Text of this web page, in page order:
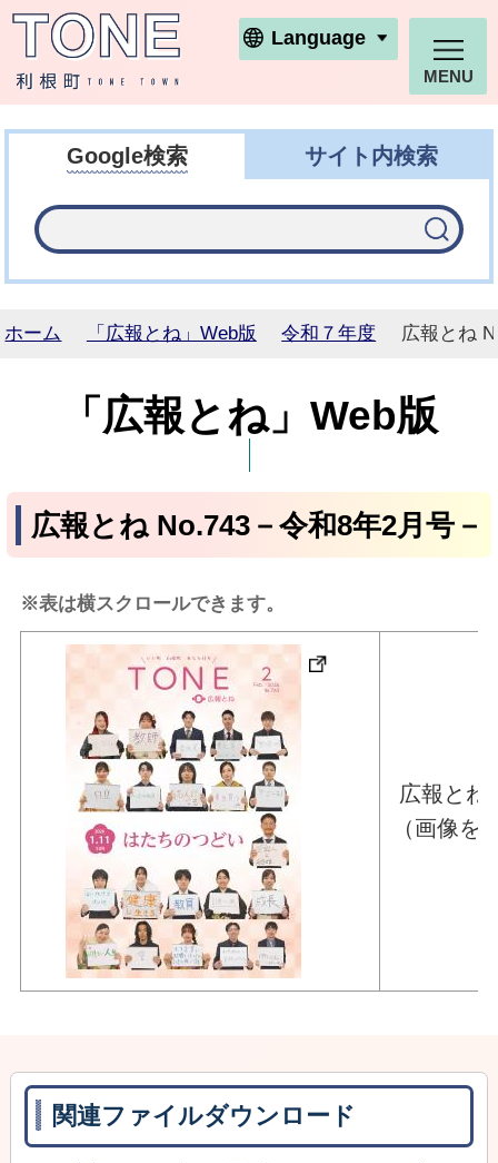
利根町ホームページ
Language
MENU
Google検索 サイト内検索
ホーム 「広報とね」Web版 令和７年度 広報とね
「広報とね」Web版
広報とね No.743－令和8年2月号－
※表は横スクロールできます。
広報と
（画像を
関連ファイルダウンロード